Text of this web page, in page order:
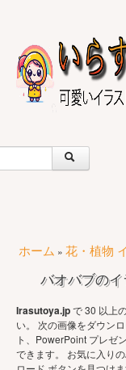
ホーム » 花・植物
バオバブのイ
Irasutoya.jpで 30 以上
い。 次の画像をダウン
ト、PowerPoint プレゼ
できます。 お気に入りの